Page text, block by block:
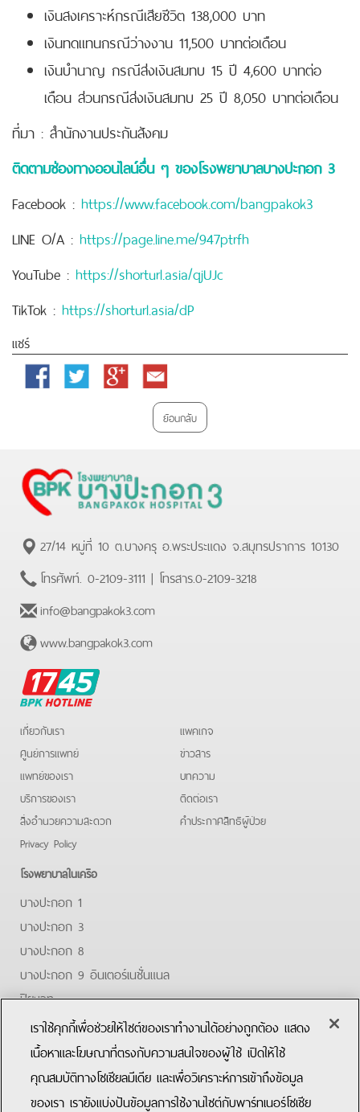
เงินสงเคราะห์กรณีเสียชีวิต 138,000 บาท
เงินทดแทนกรณีว่างงาน 11,500 บาทต่อเดือน
เงินบำนาญ กรณีส่งเงินสมทบ 15 ปี 4,600 บาทต่อ
เดือน ส่วนกรณีส่งเงินสมทบ 25 ปี 8,050 บาทต่อเดือน
ที่มา : สำนักงานประกันสังคม
ติดตามช่องทางออนไลน์อื่น ๆ ของโรงพยาบาลบางปะกอก 3
Facebook : https://www.facebook.com/bangpakok3
LINE O/A : https://page.line.me/947ptrfh
YouTube : https://shorturl.asia/qjUJc
TikTok : https://shorturl.asia/dP
แชร์
Facebook Twitter
Google
Email
ย้อนกลับ
27/14 หมู่ที่ 10 ต.บางครุ อ.พระประแดง จ.สมุทรปราการ 10130
โทรศัพท์. 0-2109-3111 | โทรสาร.0-2109-3218
info@bangpakok3.com
www.bangpakok3.com
BPK
Hotline
เกี่ยวกับเรา
ศูนย์การแพทย์
แพทย์ของเรา
บริการของเรา
สิ่งอำนวยความสะดวก
Privacy Policy
แพคเกจ
ข่าวสาร
บทความ
ติดต่อเรา
คําประกาศสิทธิผู้ป่วย
โรงพยาบาลในเครือ
บางปะกอก 1
บางปะกอก 3
บางปะกอก 8
บางปะกอก 9 อินเตอร์เนชั่นแนล
ปิยะเวท
บางปะกอก-รังสิต 2
บางปะกอกสมุทรปราการ
FacebookYoutube
เราใช้คุกกี้เพื่อช่วยให้ไซต์ของเราทำงานได้อย่างถูกต้อง แสดง
เนื้อหาและโฆษณาที่ตรงกับความสนใจของผู้ใช้ เปิดให้ใช้
คุณสมบัติทางโซเชียลมีเดีย และเพื่อวิเคราะห์การเข้าถึงข้อมูล
ของเรา เรายังแบ่งปันข้อมูลการใช้งานไซต์กับพาร์ทเนอร์โซเชีย